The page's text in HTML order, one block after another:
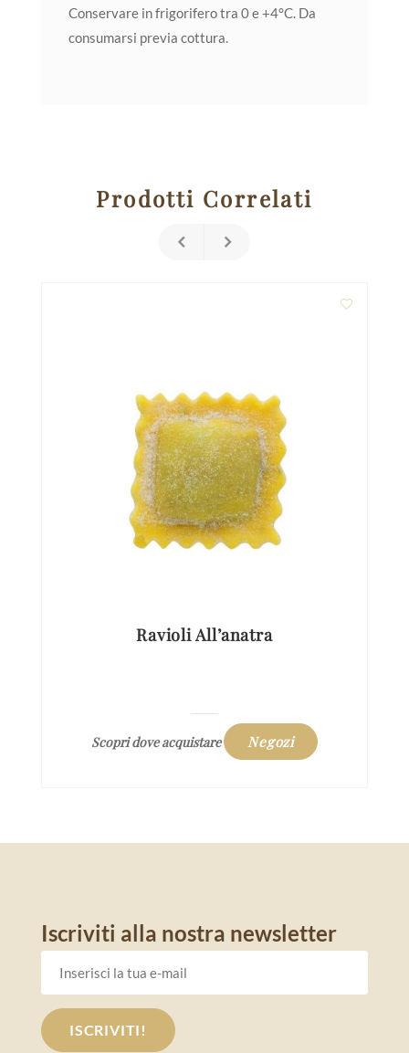
Conservare in frigorifero tra 0 e +4°C. Da
consumarsi previa cottura.
Prodotti Correlati
Ravioli All’anatra
Scopri dove acquistare Negozi
Iscriviti alla nostra newsletter